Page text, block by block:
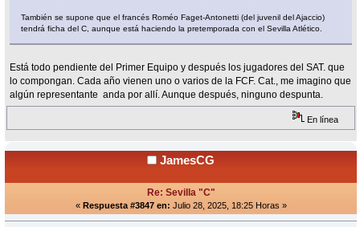
También se supone que el francés Roméo Faget-Antonetti (del juvenil del Ajaccio)
tendrá ficha del C, aunque está haciendo la pretemporada con el Sevilla Atlético.
Está todo pendiente del Primer Equipo y después los jugadores del SAT. que
lo compongan. Cada año vienen uno o varios de la FCF. Cat., me imagino que
algún representante anda por allí. Aunque después, ninguno despunta.
En línea
JamesCG
Re: Sevilla "C"
« Respuesta #3847 en: Julio 28, 2025, 18:25 Horas »